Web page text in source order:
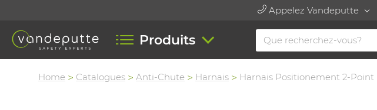
Appelez Vandeputte
Produits
Home Catalogues Anti-Chute Harnais Harnais Positionement 2-Point